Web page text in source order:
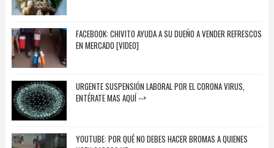
FACEBOOK: CHIVITO AYUDA A SU DUEÑO A VENDER REFRESCOS
EN MERCADO [VIDEO]
URGENTE SUSPENSIÓN LABORAL POR EL CORONA VIRUS,
ENTÉRATE MAS AQUÍ -->
YOUTUBE: POR QUÉ NO DEBES HACER BROMAS A QUIENES